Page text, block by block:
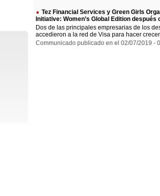
Tez Financial Services y Green Girls
Initiative: Women’s Global Edition después
Dos de las principales empresarias de los
accedieron a la red de Visa para hacer crecer
Communicado publicado en el 02/07/2019 -